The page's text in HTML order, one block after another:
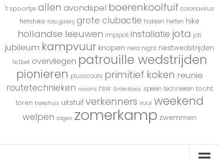
't spoortje allen avondspel boerenkoolfuif coronavirus
fietshike foto galerij grote clubactie hakken herten hike
hollandse leeuwen impipoll installatie jota joti
jubileum kampvuur knopen nerd night nestwedstrijden
NLDoet overvliegen patrouille wedstrijden
pionieren plusscouts primitief koken reunie
routetechnieken rowans rsw Sinterklaas spelen technieken tocht
toren troephuis uitstuif verkenners vuur weekend
welpen zagen zomerkamp zwemmen